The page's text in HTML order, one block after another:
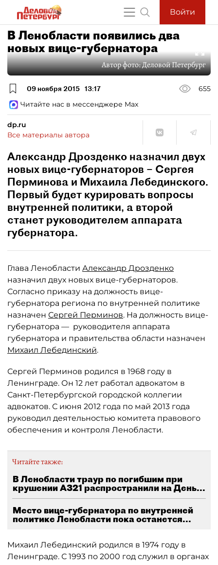
Войти
В Ленобласти появились два
новых вице-губернатора
Автор фото:Деловой Петербург
09 ноября 2015 13:17
655
Читайте нас в мессенджере Max
dp.ru
Все материалы автора
Александр Дрозденко назначил двух
новых вице-губернаторов – Сергея
Перминова и Михаила Лебединского.
Первый будет курировать вопросы
внутренней политики, а второй
станет руководителем аппарата
губернатора.
Глава Ленобласти Александр Дрозденко
назначил двух новых вице-губернаторов.
Согласно приказу на должность вице-
губернатора региона по внутренней политике
назначен Сергей Перминов. На должность вице-
губернатора — руководителя аппарата
губернатора и правительства области назначен
Михаил Лебединский.
Сергей Перминов родился в 1968 году в
Ленинграде. Он 12 лет работал адвокатом в
Санкт-Петербургской городской коллегии
адвокатов. С июня 2012 года по май 2013 года
руководил деятельностью комитета правового
обеспечения и контроля Ленобласти.
Читайте также:
В Ленобласти траур по погибшим при
крушении A321 распространили на День...
Место вице-губернатора по внутренней
политике Ленобласти пока останется...
Михаил Лебединский родился в 1974 году в
Ленинграде. С 1993 по 2000 год служил в органах